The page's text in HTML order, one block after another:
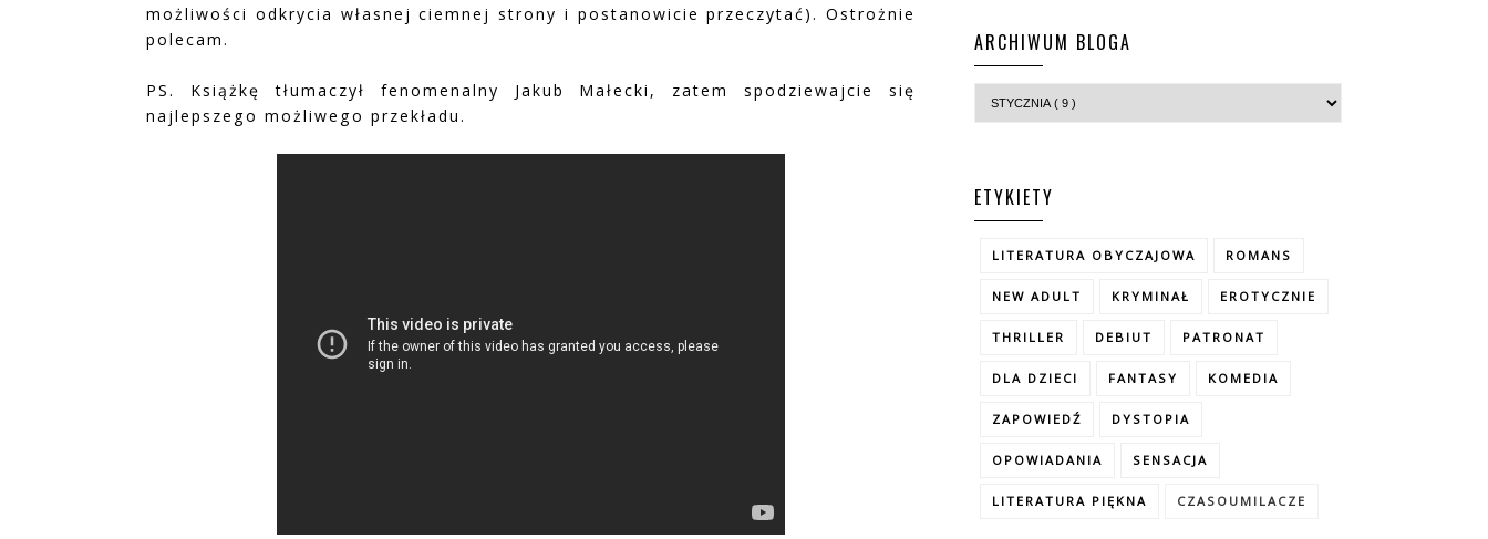
możliwości odkrycia własnej ciemnej strony i postanowicie przeczytać). Ostrożnie
polecam.
PS. Książkę tłumaczył fenomenalny Jakub Małecki, zatem spodziewajcie się
najlepszego możliwego przekładu.
ARCHIWUM BLOGA
ETYKIETY
LITERATURA OBYCZAJOWA ROMANS
NEW ADULT KRYMINAŁ EROTYCZNIE
THRILLER DEBIUT PATRONAT
DLA DZIECI FANTASY KOMEDIA
ZAPOWIEDŹ DYSTOPIA
OPOWIADANIA SENSACJA
LITERATURA PIĘKNA CZASOUMILACZE